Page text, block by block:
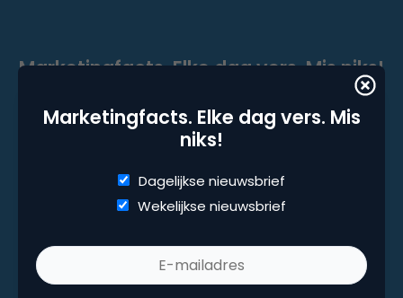
Marketingfacts. Elke dag vers. Mis
niks!
Dagelijkse nieuwsbrief
Wekelijkse nieuwsbrief
Marketingfacts. Elke dag vers. Mis niks!
Dagelijkse nieuwsbrief
Wekelijkse nieuwsbrief